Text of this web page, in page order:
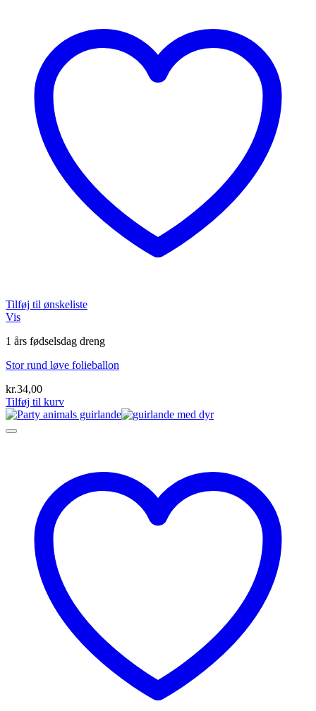
Tilføj til ønskeliste
Vis
1 års fødselsdag dreng
Stor rund løve folieballon
kr.34,00
Tilføj til kurv